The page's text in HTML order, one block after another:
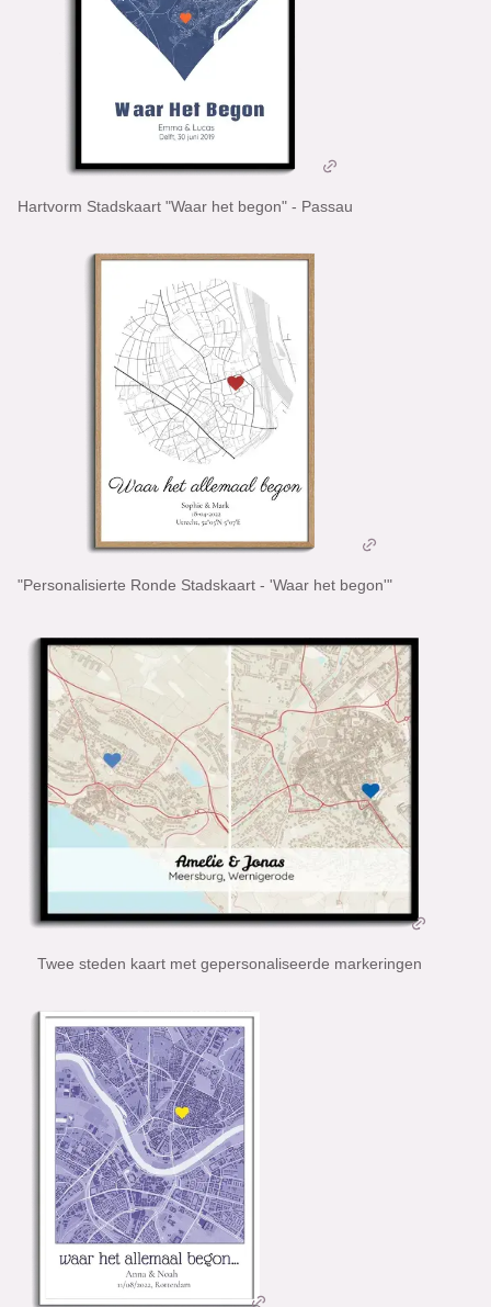
Hartvorm Stadskaart "Waar het begon" - Passau
"Personalisierte Ronde Stadskaart - 'Waar het begon'"
Twee steden kaart met gepersonaliseerde markeringen